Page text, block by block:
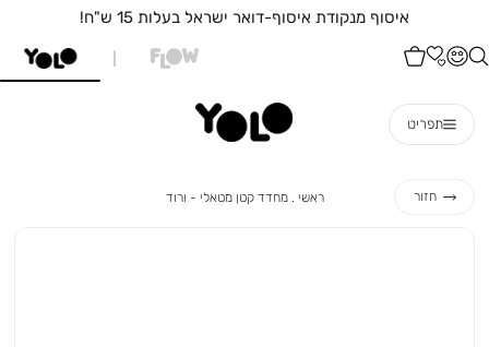
איסוף מנקודת איסוף-דואר ישראל בעלות 15 ש"ח!
תפריט
חזור ראשי ראשי
מחדד קטן מטאלי - ורודמחדד